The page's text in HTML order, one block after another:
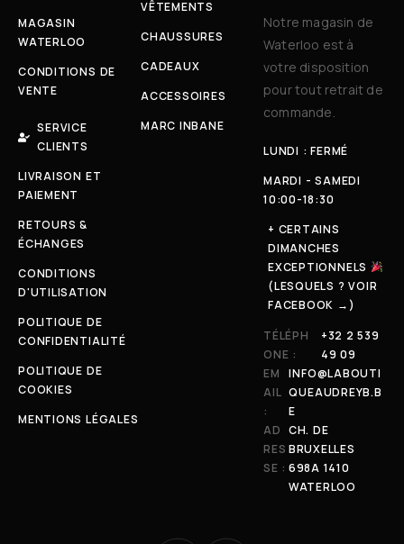
MAGASIN
WATERLOO
CONDITIONS DE
VENTE
SERVICE
CLIENTS
LIVRAISON ET
PAIEMENT
RETOURS &
ÉCHANGES
CONDITIONS
D'UTILISATION
POLITIQUE DE
CONFIDENTIALITÉ
POLITIQUE DE
COOKIES
MENTIONS LÉGALES
VÊTEMENTS
CHAUSSURES
CADEAUX
ACCESSOIRES
MARC INBANE
Notre magasin de
Waterloo est à
votre disposition
pour tout retrait de
commande.
LUNDI : FERMÉ
MARDI - SAMEDI
10:00-18:30
+ CERTAINS
DIMANCHES
EXCEPTIONNELS
(LESQUELS ? VOIR
FACEBOOK →)
TÉLÉPH
ONE :
+32 2 539
49 09
EM
AIL
:
INFO@LABOUTI
QUEAUDREYB.B
E
AD
RES
SE :
CH. DE
BRUXELLES
698A 1410
WATERLOO